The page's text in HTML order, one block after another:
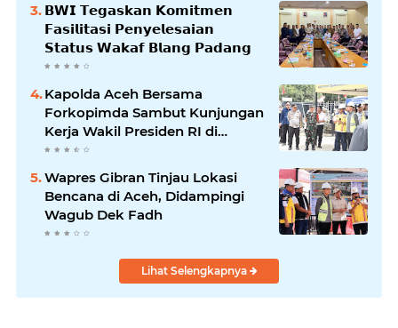
𝗕𝗪𝗜 𝗧𝗲𝗴𝗮𝘀𝗸𝗮𝗻 𝗞𝗼𝗺𝗶𝘁𝗺𝗲𝗻
𝗙𝗮𝘀𝗶𝗹𝗶𝘁𝗮𝘀𝗶 𝗣𝗲𝗻𝘆𝗲𝗹𝗲𝘀𝗮𝗶𝗮𝗻
𝗦𝘁𝗮𝘁𝘂𝘀 𝗪𝗮𝗸𝗮𝗳 𝗕𝗹𝗮𝗻𝗴 𝗣𝗮𝗱𝗮𝗻𝗴
Kapolda Aceh Bersama
Forkopimda Sambut Kunjungan
Kerja Wakil Presiden RI di
Kabupaten Bireuen
Wapres Gibran Tinjau Lokasi
Bencana di Aceh, Didampingi
Wagub Dek Fadh
Lihat Selengkapnya